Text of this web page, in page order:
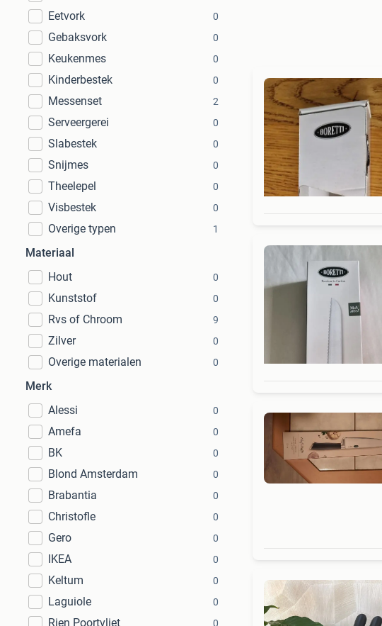
Eetvork 0
Gebaksvork 0
Keukenmes 0
Kinderbestek 0
Messenset 2
Serveergerei 0
Slabestek 0
Snijmes 0
Theelepel 0
Visbestek 0
Overige typen 1
Materiaal
Hout
0
Kunststof 0
Rvs of Chroom 9
Zilver 0
Overige materialen 0
Merk
Alessi
0
Amefa 0
BK 0
Blond Amsterdam 0
Brabantia 0
Christofle 0
Gero 0
IKEA 0
Keltum 0
Laguiole 0
Rien Poortvliet 0